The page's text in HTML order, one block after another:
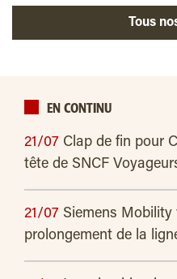
EN CONTINU
21/07 Clap de fin pour
tête de SNCF
21/07 Siemens
prolongement de la